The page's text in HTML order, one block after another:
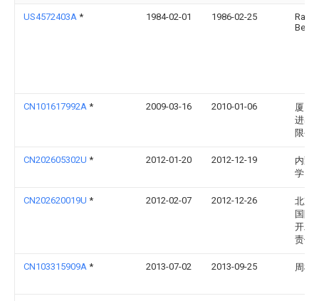
US4572403A * 1984-02-01 1986-02-25
CN101617992A * 2009-03-16 2010-01-06
厦门
进出
限公
CN202605302U * 2012-01-20 2012-12-19
内蒙
学
CN202620019U * 2012-02-07 2012-12-26
北京
国际
开发
责任
CN103315909A * 2013-07-02 2013-09-25 周枫